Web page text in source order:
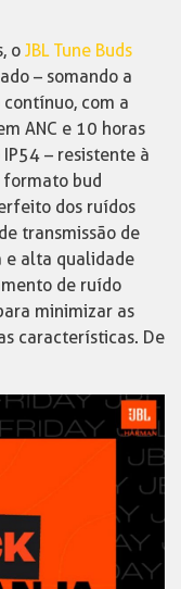
o JBL Tune Buds
– somando a
com a
ANC e 10 horas
– resistente à
formato bud
dos ruídos
transmissão de
e alta qualidade
de ruído
minimizar as
características. De